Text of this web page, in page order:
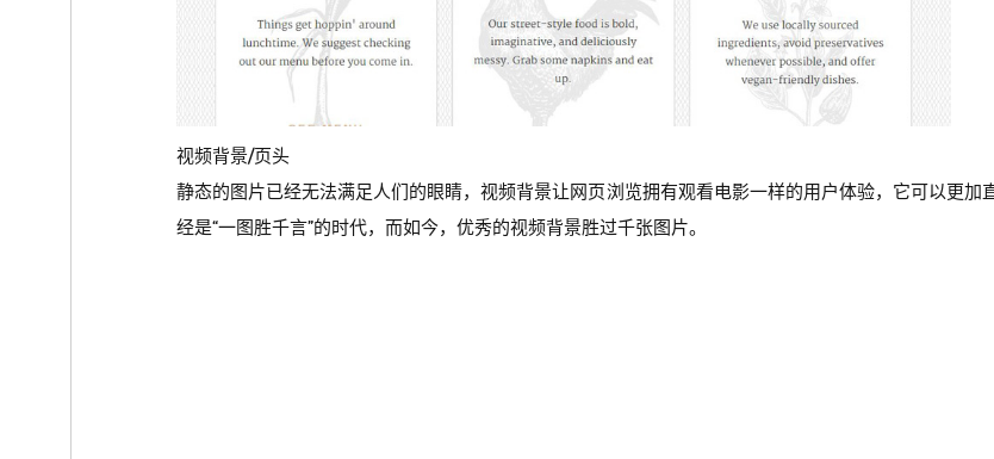
视频背景/页头
静态的图片已经无法满足人们的眼睛，视频背景让网页浏览拥有观看电影一样的用户体验，它可以更加
经是“一图胜千言”的时代，而如今，优秀的视频背景胜过千张图片。